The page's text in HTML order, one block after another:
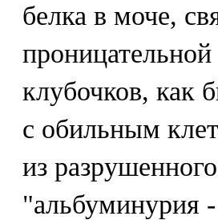
белка в моче,
клубочков, как
с обильным
из
"альбуминурия